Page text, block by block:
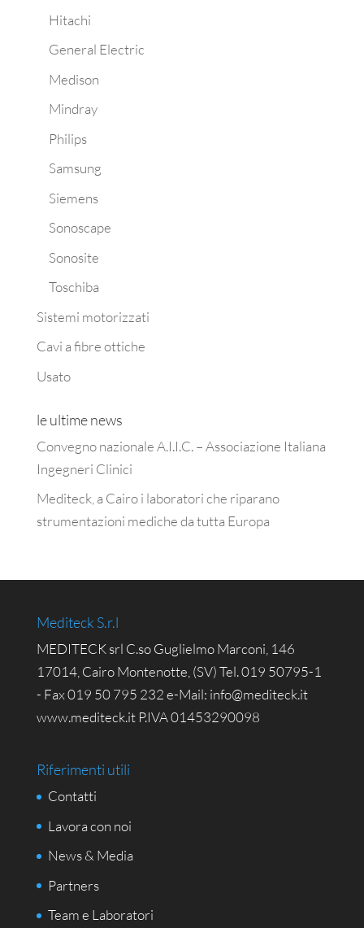
Hitachi
General Electric
Medison
Mindray
Philips
Samsung
Siemens
Sonoscape
Sonosite
Toschiba
Sistemi motorizzati
Cavi a fibre ottiche
Usato
le ultime news
Convegno nazionale A.I.I.C. – Associazione Italiana
Ingegneri Clinici
Mediteck, a Cairo i laboratori che riparano
strumentazioni mediche da tutta Europa
Mediteck S.r.l
MEDITECK srl C.so Guglielmo Marconi, 146
17014, Cairo Montenotte, (SV) Tel. 019 50795-1
- Fax 019 50 795 232 e-Mail: info@mediteck.it
www.mediteck.it P.IVA 01453290098
Riferimenti utili
Contatti
Lavora con noi
News & Media
Partners
Team e Laboratori